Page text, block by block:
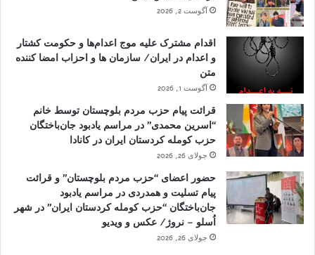
آگوست 2, 2026
اقدام مشترک علیه موج اعدام‌ها و حکومت کشتار
و اعدام در ایران/ سازمان ها و احزاب امضا کننده
متن
آگوست 1, 2026
قرائت پیام حزب مردم بلوچستان توسط خانم
“اسرین محمدی” در مراسم یادبود جان‌باختگان
حزب کومله کردستان ایران در کانادا
جولای 26, 2026
حضور اعضای “حزب مردم بلوچستان” و قرائت
پیام تسلیت و همدردی در مراسم یادبود
جان‌باختگان “حزب کومله کردستان ایران” در شهر
اُسلو – نروژ/ عکس و ویدیو
جولای 26, 2026